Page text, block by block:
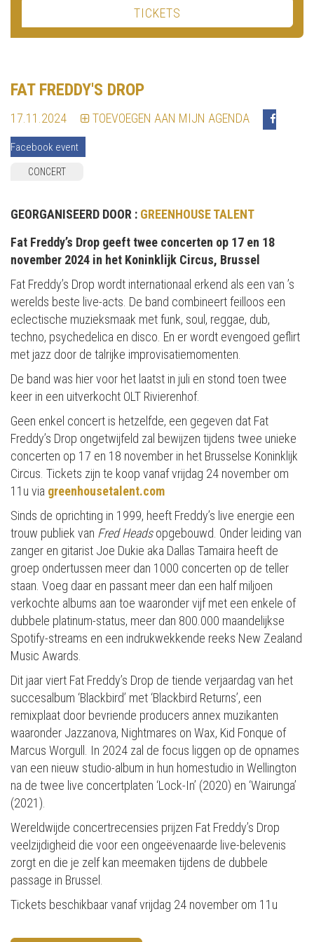
TICKETS
FAT FREDDY'S DROP
17.11.2024 TOEVOEGEN AAN MIJN AGENDA
Facebook event
CONCERT
GEORGANISEERD DOOR : GREENHOUSE TALENT
Fat Freddy’s Drop geeft twee concerten op 17 en 18
november 2024 in het Koninklijk Circus, Brussel
Fat Freddy’s Drop wordt internationaal erkend als een van ’s
werelds beste live-acts. De band combineert feilloos een
eclectische muzieksmaak met funk, soul, reggae, dub,
techno, psychedelica en disco. En er wordt evengoed geflirt
met jazz door de talrijke improvisatiemomenten.
De band was hier voor het laatst in juli en stond toen twee
keer in een uitverkocht OLT Rivierenhof.
Geen enkel concert is hetzelfde, een gegeven dat Fat
Freddy’s Drop ongetwijfeld zal bewijzen tijdens twee unieke
concerten op 17 en 18 november in het Brusselse Koninklijk
Circus. Tickets zijn te koop vanaf vrijdag 24 november om
11u via greenhousetalent.com
Sinds de oprichting in 1999, heeft Freddy’s live energie een
trouw publiek van Fred Headsopgebouwd. Onder leiding van
zanger en gitarist Joe Dukie aka Dallas Tamaira heeft de
groep ondertussen meer dan 1000 concerten op de teller
staan. Voeg daar en passant meer dan een half miljoen
verkochte albums aan toe waaronder vijf met een enkele of
dubbele platinum-status, meer dan 800.000 maandelijkse
Spotify-streams en een indrukwekkende reeks New Zealand
Music Awards.
Dit jaar viert Fat Freddy’s Drop de tiende verjaardag van het
succesalbum ‘Blackbird’ met ‘Blackbird Returns’, een
remixplaat door bevriende producers annex muzikanten
waaronder Jazzanova, Nightmares on Wax, Kid Fonque of
Marcus Worgull. In 2024 zal de focus liggen op de opnames
van een nieuw studio-album in hun homestudio in Wellington
na de twee live concertplaten ‘Lock-In’ (2020) en ‘Wairunga’
(2021).
Wereldwijde concertrecensies prijzen Fat Freddy’s Drop
veelzijdigheid die voor een ongeëvenaarde live-belevenis
zorgt en die je zelf kan meemaken tijdens de dubbele
passage in Brussel.
Tickets beschikbaar vanaf vrijdag 24 november om 11u